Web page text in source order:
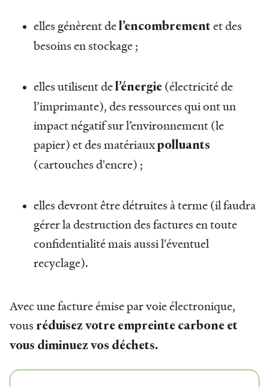
elles génèrent del’encombrement et des
besoins en stockage ;
elles utilisent del’énergie (électricité de
l’imprimante), des ressources qui ont un
impact négatif sur l’environnement (le
papier) et des matériauxpolluants
(cartouches d'encre) ;
elles devront être détruites à terme (il faudra
gérer la destruction des factures en toute
confidentialité mais aussi l'éventuel
recyclage).
Avec une facture émise par voie électronique,
vous réduisez votre empreinte carbone et
vous diminuez vos déchets.